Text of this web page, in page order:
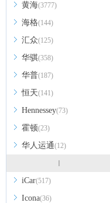
黄海(3777)
海格(144)
汇众(125)
华骐(358)
华普(187)
恒天(141)
Hennessey(73)
霍顿(23)
华人运通(12)
I
iCar(517)
Icona(36)